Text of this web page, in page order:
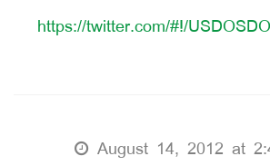
https://twitter.com/#!/
August 14, 2012 at